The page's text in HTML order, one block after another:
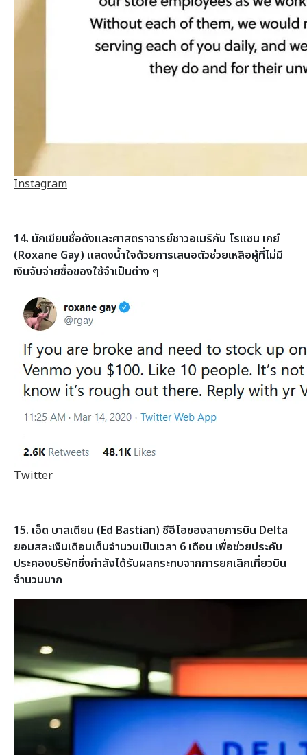
Instagram
14. นักเขียนชื่อดังและศาสตราจารย์ชาวอเมริกัน โรแซน เกย์
(Roxane Gay) แสดงน้ำใจด้วยการเสนอตัวช่วยเหลือผู้ที่ไม่มี
เงินจับจ่ายซื้อของใช้จำเป็นต่าง ๆ
Twitter
15. เอ็ด บาสเตียน (Ed Bastian) ซีอีโอของสายการบิน Delta
ยอมสละเงินเดือนเต็มจำนวนเป็นเวลา 6 เดือน เพื่อช่วยประคับ
ประคองบริษัทซึ่งกำลังได้รับผลกระทบจากการยกเลิกเที่ยวบิน
จำนวนมาก